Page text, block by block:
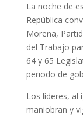
La noche de
República
Morena,
del Trabajo
64 y 65
periodo de
Los líderes, al
maniobran y